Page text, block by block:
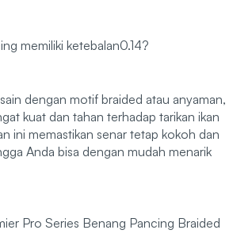
memiliki ketebalan0.14?
dengan motif braided atau anyaman,
kuat dan tahan terhadap tarikan ikan
ini memastikan senar tetap kokoh dan
Anda bisa dengan mudah menarik
Pro Series Benang Pancing Braided